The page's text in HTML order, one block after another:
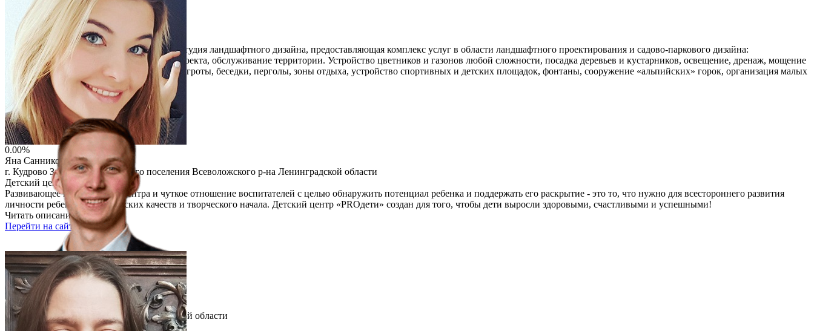
0.00%
Любовь Тигрова
Тосненский р-н Ленинградской области
Студия дизайна Люцилии Тигровой
Студия дизайна Люцилии Тигровой - это студия ландшафтного дизайна, предоставляющая комплекс услуг в области ландшафтного проектирования и садово-паркового дизайна:
проектирование ландшафта, реализация проекта, обслуживание территории. Устройство цветников и газонов любой сложности, посадка деревьев и кустарников, освещение, дренаж, мощение
тротуарной плиткой и природным камнем, гроты, беседки, перголы, зоны отдыха, устройство спортивных и детских площадок, фонтаны, сооружение «альпийских» горок, организация малых
водных сооружений.
Читать описание
Перейти на сайт
0.00%
Яна Санникова
г. Кудрово Заневского городского поселения Всеволожского р-на Ленинградской области
Детский центр «PROдети»
Развивающее пространство центра и чуткое отношение воспитателей с целью обнаружить потенциал ребенка и поддержать его раскрытие - это то, что нужно для всестороннего развития
личности ребенка, его лидерских качеств и творческого начала. Детский центр «PROдети» создан для того, чтобы дети выросли здоровыми, счастливыми и успешными!
Читать описание
Перейти на сайт
0.00%
Андрей Богданов
дер. Коряча Волосовский р-н Ленинградской области
Ферма «Родные ладони»